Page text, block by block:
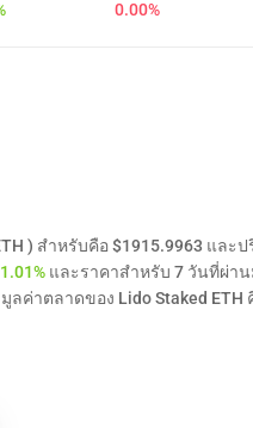
0.00%
) สำหรับคือ $1915.9963 แล
1.01% และราคาสำหรับ 7 วันที่ผ่า
ลค่าตลาดของ Lido Staked ETH